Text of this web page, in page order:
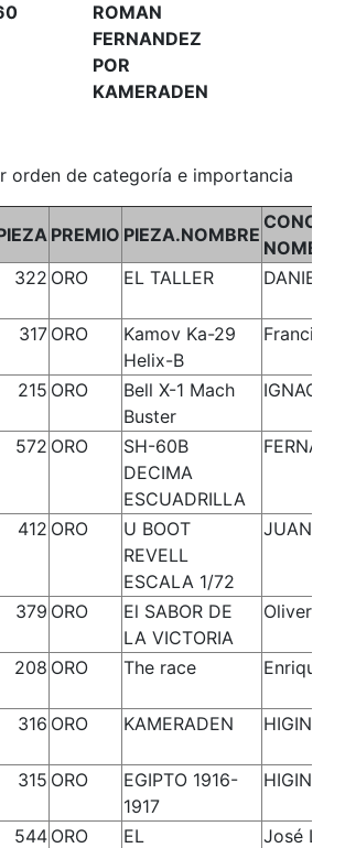
ROMAN
FERNANDEZ
POR
KAMERADEN
orden de categoría e importancia
PREMIO PIEZA.NOMBRE
NOMBRE
322 ORO EL TALLER DANIEL
317 ORO
Kamov Ka-29
Helix-B
215 ORO
Bell X-1 Mach
Buster
IGNACIO
572 ORO
SH-60B
DECIMA
ESCUADRILLA
412 ORO
U BOOT
REVELL
ESCALA 1/72
JUAN
379 ORO
El SABOR DE
LA VICTORIA
Oliver
208 ORO The race Enrique
316 ORO KAMERADEN HIGINIO
315 ORO
EGIPTO 1916-
1917
HIGINIO
544 ORO
EL
José Luis